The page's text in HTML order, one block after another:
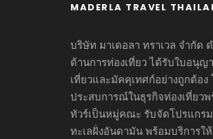
MADERLA TRAVEL
บริษัท มาเดอลา ทราเวล จำกัด
ด้านการท่องเที่ยว ได้รับใบอนุญ
เที่ยวและมัคคุเทศก์อย่างถูกต้อ
ประสบการณ์ในธุรกิจท่องเที่ยว
ทัวร์เป็นหมู่คณะ รับจัดโปรแกร
ทะเลฝั่งอันดามัน พร้อมบริการใ